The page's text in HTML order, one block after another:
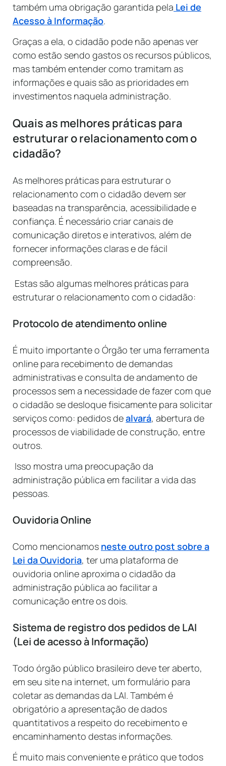
também uma obrigação garantida pela Lei de
Acesso à Informação.
Graças a ela, o cidadão pode não apenas ver
como estão sendo gastos os recursos públicos,
mas também entender como tramitam as
informações e quais são as prioridades em
investimentos naquela administração.
Quais as melhores práticas para
estruturar o relacionamento com o
cidadão?
As melhores práticas para estruturar o
relacionamento com o cidadão devem ser
baseadas na transparência, acessibilidade e
confiança. É necessário criar canais de
comunicação diretos e interativos, além de
fornecer informações claras e de fácil
compreensão.
Estas são algumas melhores práticas para
estruturar o relacionamento com o cidadão:
Protocolo de atendimento online
É muito importante o Órgão ter uma ferramenta
online para recebimento de demandas
administrativas e consulta de andamento de
processos sem a necessidade de fazer com que
o cidadão se desloque fisicamente para solicitar
serviços como: pedidos dealvará, abertura de
processos de viabilidade de construção, entre
outros.
Isso mostra uma preocupação da
administração pública em facilitar a vida das
pessoas.
Ouvidoria Online
Como mencionamos neste outro post sobre a
Lei da Ouvidoria, ter uma plataforma de
ouvidoria online aproxima o cidadão da
administração pública ao facilitar a
comunicação entre os dois.
Sistema de registro dos pedidos de LAI
(Lei de acesso à Informação)
Todo órgão público brasileiro deve ter aberto,
em seu site na internet, um formulário para
coletar as demandas da LAI. Também é
obrigatório a apresentação de dados
quantitativos a respeito do recebimento e
encaminhamento destas informações.
É muito mais conveniente e prático que todos